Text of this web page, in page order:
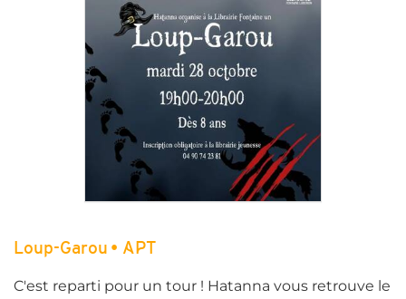
Loup-Garou • APT
C'est reparti pour un tour ! Hatanna vous retrouve le